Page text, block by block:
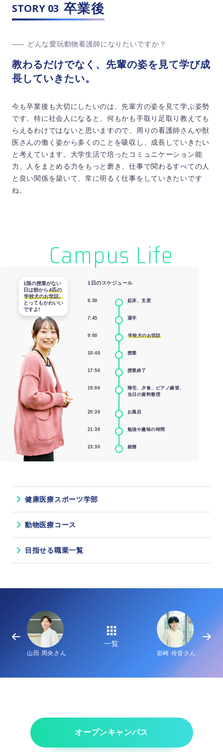
STORY 03 卒業後
どんな愛玩動物看護師になりたいですか？
教わるだけでなく、先輩の姿を見て学び成
長していきたい。
今も卒業後も大切にしたいのは、先輩方の姿を見て学ぶ姿勢
です。特に社会人になると、何もかも手取り足取り教えても
らえるわけではないと思いますので、周りの看護師さんや獣
医さんの働く姿から多くのことを吸収し、成長していきたい
と考えています。大学生活で培ったコミュニケーション能
力、人をまとめる力をもっと磨き、仕事で関わるすべての人
と良い関係を築いて、常に明るく仕事をしていきたいです
ね。
Campus Life
1限の授業がない
日は朝から4匹の
学校犬のお世話。
とってもかわいい
ですよ!
1日のスケジュール
6:30 起床、支度
7:45 通学
9:00 学校犬のお世話
10:40 授業
17:50 授業終了
19:00
帰宅、夕食、ピアノ練習、
当日の資料整理
20:30 お風呂
21:30 勉強や趣味の時間
23:30 就寝
健康医療スポーツ学部
動物医療コース
目指せる職業一覧
山田 周央さん
一覧
岩崎 伶音さん
オープンキャンパス